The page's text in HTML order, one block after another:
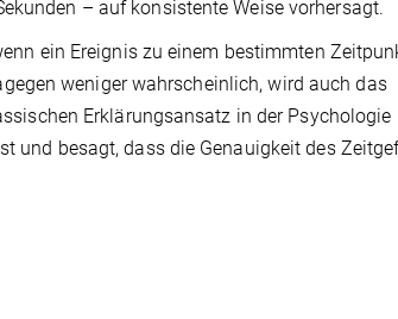
– auf konsistente Weise vorhersagt.
ein Ereignis zu einem bestimmten
weniger wahrscheinlich, wird auch das
Erklärungsansatz in der Psychologie
und besagt, dass die Genauigkeit des